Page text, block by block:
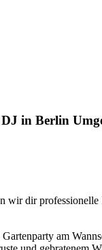
in Berlin
wir dir
am